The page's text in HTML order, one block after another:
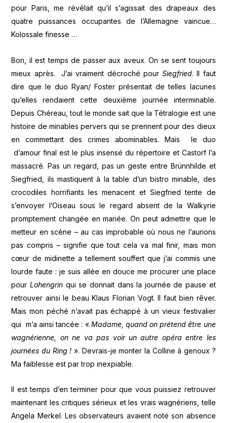
pour Paris, me révélait qu’il s’agissait des drapeaux des
quatre puissances occupantes de l’Allemagne vaincue…
Kolossale finesse …
Bon, il est temps de passer aux aveux. On se sent toujours
mieux après. J’ai vraiment décroché pourSiegfried. Il faut
dire que le duo Ryan/ Foster présentait de telles lacunes
qu’elles rendaient cette deuxième journée interminable.
Depuis Chéreau, tout le monde sait que la Tétralogie est une
histoire de minables pervers qui se prennent pour des dieux
en commettant des crimes abominables. Mais le duo
d’amour final est le plus insensé du répertoire et Castorf l’a
massacré. Pas un regard, pas un geste entre Brünnhilde et
Siegfried, ils mastiquent à la table d’un bistro minable, des
crocodiles horrifiants les menacent et Siegfried tente de
s’envoyer l’Oiseau sous le regard absent de la Walkyrie
promptement changée en mariée. On peut admettre que le
metteur en scène – au cas improbable où nous ne l’aurions
pas compris – signifie que tout cela va mal finir, mais mon
cœur de midinette a tellement souffert que j’ai commis une
lourde faute : je suis allée en douce me procurer une place
pourLohengrin qui se donnait dans la journée de pause et
retrouver ainsi le beau Klaus Florian Vogt. Il faut bien rêver.
Mais mon péché n’avait pas échappé à un vieux festivalier
qui m’a ainsi tancée : «Madame, quand on prétend être une
wagnérienne, on ne va pas voir un autre opéra entre les
journées du Ring !». Devrais-je monter la Colline à genoux ?
Ma faiblesse est par trop inexpiable.
Il est temps d’en terminer pour que vous puissiez retrouver
maintenant les critiques sérieux et les vrais wagnériens, telle
Angela Merkel. Les observateurs avaient noté son absence